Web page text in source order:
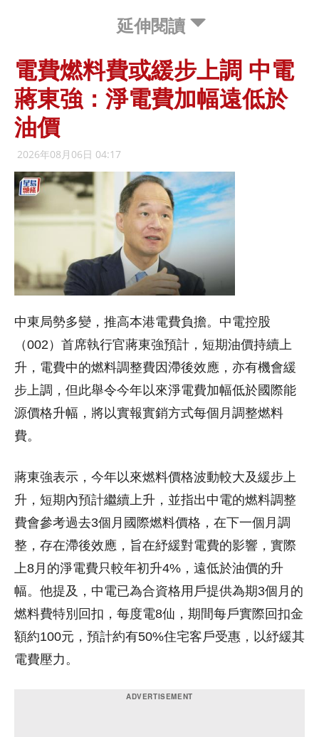
延伸閱讀
電費燃料費或緩步上調 中電
蔣東強：淨電費加幅遠低於
油價
2026年08月06日 04:17
中東局勢多變，推高本港電費負擔。中電控股
（002）首席執行官蔣東強預計，短期油價持續上
升，電費中的燃料調整費因滯後效應，亦有機會緩
步上調，但此舉令今年以來淨電費加幅低於國際能
源價格升幅，將以實報實銷方式每個月調整燃料
費。
蔣東強表示，今年以來燃料價格波動較大及緩步上
升，短期內預計繼續上升，並指出中電的燃料調整
費會參考過去3個月國際燃料價格，在下一個月調
整，存在滯後效應，旨在紓緩對電費的影響，實際
上8月的淨電費只較年初升4%，遠低於油價的升
幅。他提及，中電已為合資格用戶提供為期3個月的
燃料費特別回扣，每度電8仙，期間每戶實際回扣金
額約100元，預計約有50%住宅客戶受惠，以紓緩其
電費壓力。